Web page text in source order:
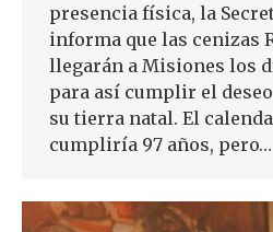
presencia física, la
informa que las cenizas
llegarán a Misiones los
para así cumplir el
su tierra natal. El
cumpliría 97 años, pero…